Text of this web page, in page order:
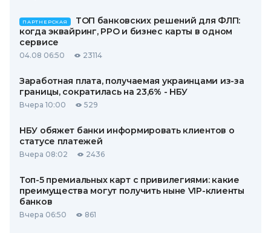
ПАРТНЕРСКАЯ
ТОП банковских решений для ФЛП:
когда эквайринг, РРО и бизнес карты в одном
сервисе
04.08 06:50 23114
Заработная плата, получаемая украинцами из-за
границы, сократилась на 23,6% - НБУ
Вчера 10:00 529
НБУ обяжет банки информировать клиентов о
статусе платежей
Вчера 08:02 2436
Топ-5 премиальных карт с привилегиями: какие
преимущества могут получить ныне VIP-клиенты
банков
Вчера 06:50 861